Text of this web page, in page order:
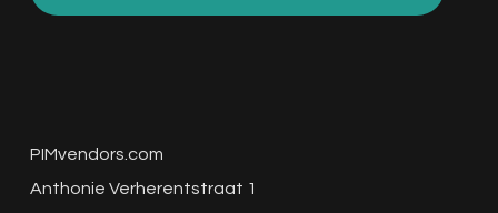
PIMvendors.com
Anthonie Verherentstraat 1